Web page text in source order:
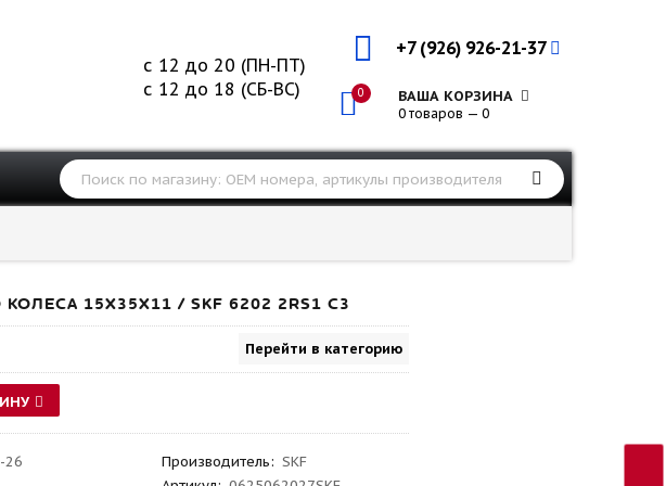
+7 (926) 926-21-37
0 ВАША КОРЗИНА
0 товаров — 0
с 12 до 20 (ПН-ПТ)
с 12 до 18 (СБ-ВС)
15X35X11 / SKF 6202 2RS1 C3
Перейти в категорию
26 Производитель: SKF